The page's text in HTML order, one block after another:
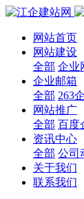
网站首页
网站建设
全部 企业
企业邮箱
全部 263
网站推广
全部 百度
资讯中心
全部 公司
关于我们
联系我们